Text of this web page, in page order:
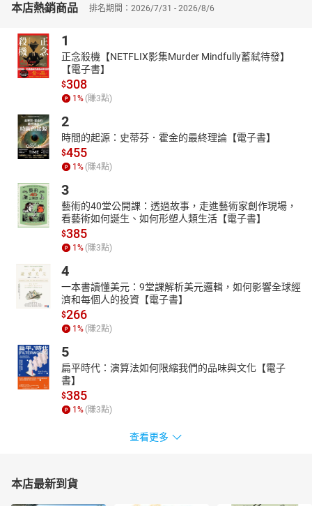
本店熱銷商品 排名期間：2026/7/31 - 2026/8/6
1
正念殺機【NETFLIX影集Murder Mindfully蓄弒待發】
【電子書】
$308
1% (賺3點)
2
時間的起源：史蒂芬．霍金的最終理論【電子書】
$455
1% (賺4點)
3
藝術的40堂公開課：透過故事，走進藝術家創作現場，
看藝術如何誕生、如何形塑人類生活【電子書】
$385
1% (賺3點)
4
一本書讀懂美元：9堂課解析美元邏輯，如何影響全球經
濟和每個人的投資【電子書】
$266
1% (賺2點)
5
扁平時代：演算法如何限縮我們的品味與文化【電子
書】
$385
1% (賺3點)
查看更多
本店最新到貨